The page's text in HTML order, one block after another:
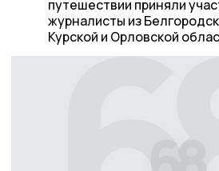
путешествии приняли
журналисты из
Курской и Орловской